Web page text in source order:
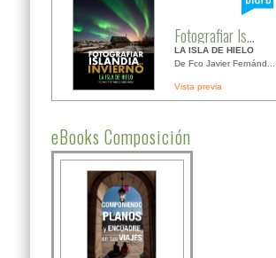
Fotografiar Is...
LA ISLA DE HIELO
De Fco Javier Fernánd...
Vista previa
eBooks Composición